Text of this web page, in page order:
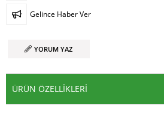
Gelince Haber Ver
YORUM YAZ
ÜRÜN ÖZELLIKLERI